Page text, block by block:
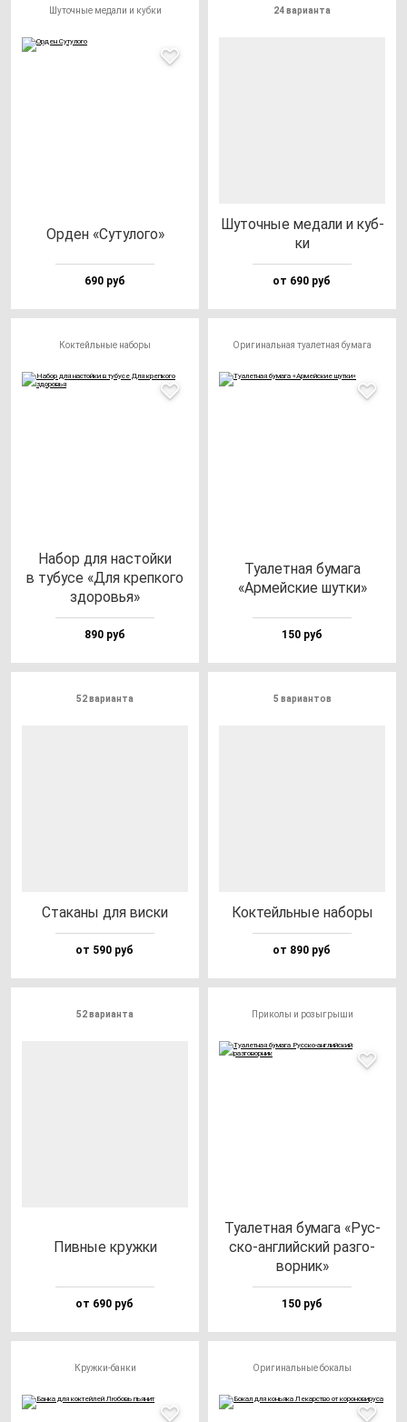
Шуточные медали и кубки
Орден «Суту­ло­го»
690 руб
24 варианта
Шуточ­ные ме­да­ли и куб­
ки
от 690 руб
Коктейльные наборы
Набор для нас­той­ки
в ту­бу­се «Для креп­ко­го
здо­ровья»
890 руб
Оригинальная туалетная бумага
Туалет­ная бу­ма­га
«Армей­ские шут­ки»
150 руб
52 варианта
Ста­ка­ны для вис­ки
от 590 руб
5 вариантов
Кок­тейль­ные на­бо­ры
от 890 руб
52 варианта
Пив­ные круж­ки
от 690 руб
Приколы и розыгрыши
Туалет­ная бу­ма­га «Рус­
ско-ан­глий­ский раз­го­
вор­ник»
150 руб
Кружки-банки Оригинальные бокалы